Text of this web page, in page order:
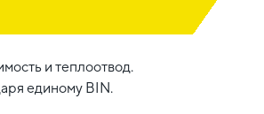
и теплоотвод.
единому BIN.